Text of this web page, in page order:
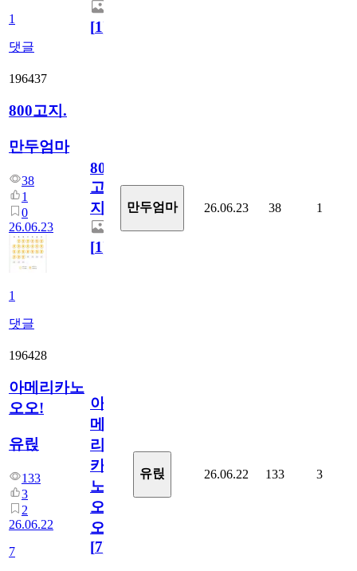
1
댓글
[1]
196437
800고지.
만두엄마
38
1
0
26.06.23
1
댓글
800
고
지.
[1]
만두엄마 26.06.23 38 1
196428
아메리카노
오오!
유릱
133
3
2
26.06.22
7
아
메
리
카
노
오
오!
[7]
유릱 26.06.22 133 3